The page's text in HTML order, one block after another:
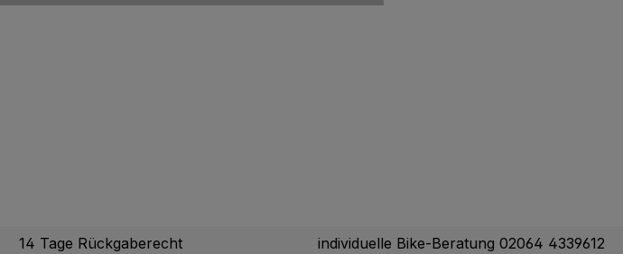
14 Tage Rückgaberecht individuelle Bike-Beratung 02064 4339612